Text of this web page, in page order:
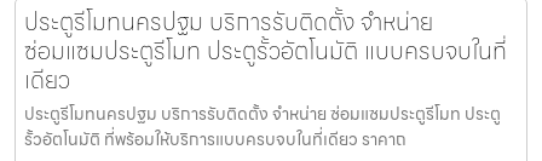
ประตูรีโมทนครปฐม บริการรับติดตั้ง จำหน่าย
ซ่อมแซมประตูรีโมท ประตูรั้วอัตโนมัติ แบบครบจบในที่
เดียว
ประตูรีโมทนครปฐม บริการรับติดตั้ง จำหน่าย ซ่อมแซมประตูรีโมท ประตู
รั้วอัตโนมัติ ที่พร้อมให้บริการแบบครบจบในที่เดียว ราคาถ